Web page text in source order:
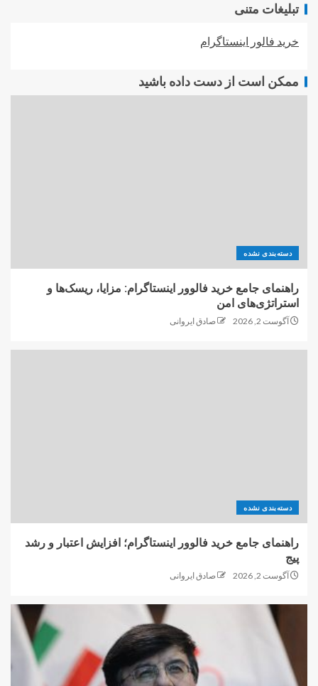
تبلیغات متنی
خرید فالور اینستاگرام
ممکن است از دست داده باشید
دسته‌بندی نشده
راهنمای جامع خرید فالوور اینستاگرام: مزایا، ریسک‌ها و
استراتژی‌های امن
آگوست 2, 2026 صادق ایروانی
دسته‌بندی نشده
راهنمای جامع خرید فالوور اینستاگرام؛ افزایش اعتبار و رشد
پیج
آگوست 2, 2026 صادق ایروانی